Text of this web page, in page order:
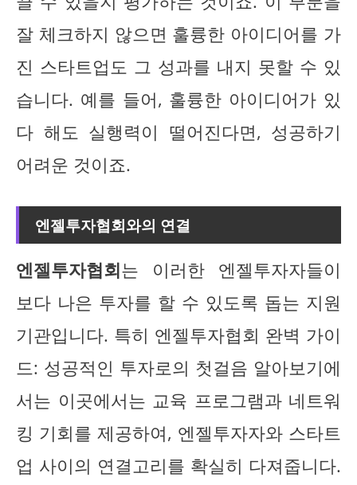
잘 체크하지 않으면 훌륭한 아이디어를 가
진 스타트업도 그 성과를 내지 못할 수 있
습니다. 예를 들어, 훌륭한 아이디어가 있
다 해도 실행력이 떨어진다면, 성공하기
어려운 것이죠.
엔젤투자협회와의 연결
엔젤투자협회는 이러한 엔젤투자자들이
보다 나은 투자를 할 수 있도록 돕는 지원
기관입니다. 특히 엔젤투자협회 완벽 가이
드: 성공적인 투자로의 첫걸음 알아보기에
서는 이곳에서는 교육 프로그램과 네트워
킹 기회를 제공하여, 엔젤투자자와 스타트
업 사이의 연결고리를 확실히 다져줍니다.